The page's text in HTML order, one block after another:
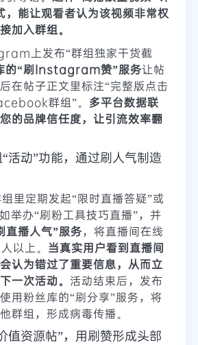
，能让观看者认为该视频非常权
加入群组。
上发布“群组独家干货截
的“刷Instagram赞”服务让帖
在帖子正文里标注“完整版点击
群组”。 多平台数据联
的品牌信任度，让引流效率翻
活动”功能，通过刷人气制造
里定期发起“限时直播答疑”或
举办“刷粉工具技巧直播”，并
直播人气”服务，将直播间在线
以上。 当真实用户看到直播间
认为错过了重要信息，从而立
一次活动。 活动结束后，发布
用粉丝库的“刷分享”服务，将
群组，形成病毒传播。
值资源帖”，用刷赞形成头部